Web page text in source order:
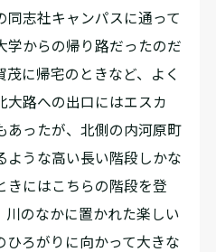
同志社キャンパスに通って
学からの帰り路だったのだ
に帰宅のときなど、よく
大路への出口にはエスカ
あったが、北側の内河原町
ような高い長い階段しかな
きにはこちらの階段を登
川のなかに置かれた楽しい
ひろがりに向かって大きな